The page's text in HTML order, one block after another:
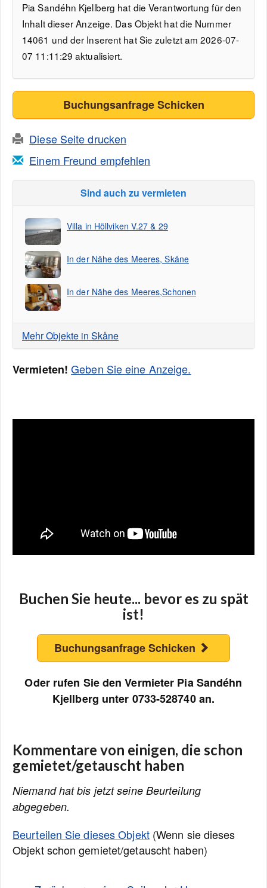
Pia Sandéhn Kjellberg hat die Verantwortung für den
Inhalt dieser Anzeige. Das Objekt hat die Nummer
14061 und der Inserent hat Sie zuletzt am 2026-07-
07 11:11:29 aktualisiert.
Buchungsanfrage Schicken
Diese Seite drucken
Einem Freund empfehlen
Sind auch zu vermieten
Villa in Höllviken V.27 & 29
In der Nähe des Meeres, Skåne
In der Nähe des Meeres,Schonen
Mehr Objekte in Skåne
Vermieten! Geben Sie eine Anzeige.
Buchen Sie heute... bevor es zu spät
ist!
Buchungsanfrage Schicken
Oder rufen Sie den Vermieter Pia Sandéhn
Kjellberg unter 0733-528740 an.
Kommentare von einigen, die schon
gemietet/getauscht haben
Niemand hat bis jetzt seine Beurteilung
abgegeben.
Beurteilen Sie dieses Objekt(Wenn sie dieses
Objekt schon gemietet/getauscht haben)